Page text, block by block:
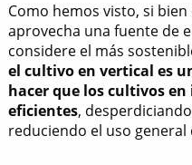
Como hemos visto, si
aprovecha una fuente de
considere el más
el cultivo en vertical es
hacer que los cultivos
eficientes,
reduciendo el uso general